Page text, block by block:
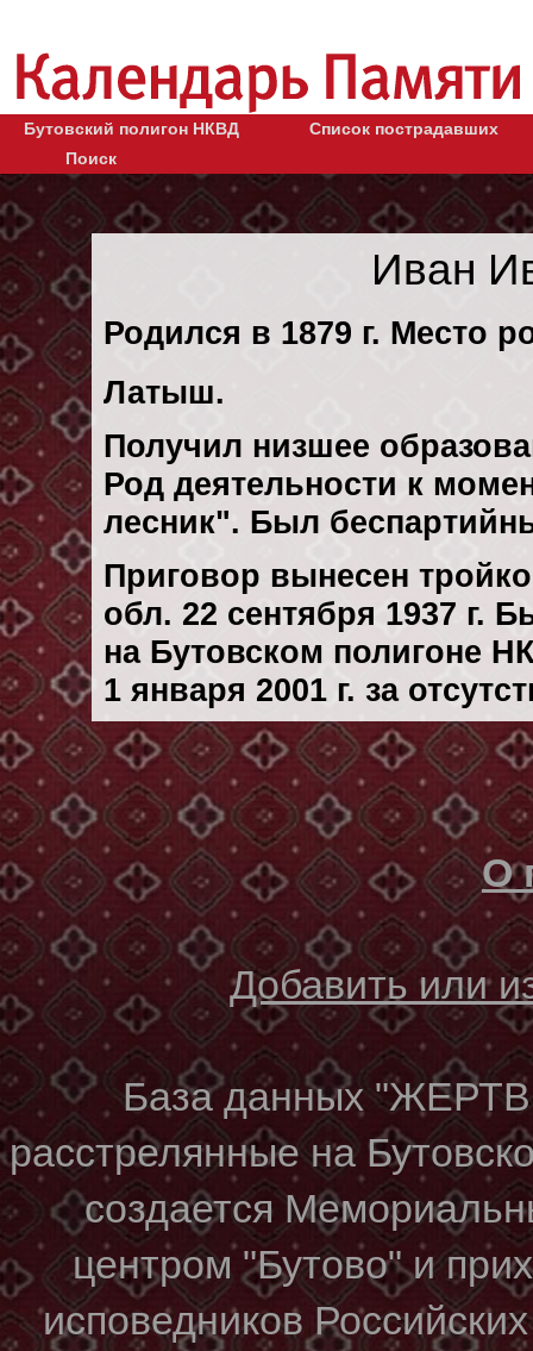
Бутовский полигон НКВД
Список пострадавших
Поиск
Иван
Родился в 1879 г. Место
Латыш.
Получил низшее
Род деятельности к
лесник". Был
Приговор вынесен
обл. 22 сентября 1937 г.
на Бутовском полигоне
1 января 2001 г. за
О
Добавить или
База данных
расстрелянные на
создается
центром "Бутово" и
исповедников